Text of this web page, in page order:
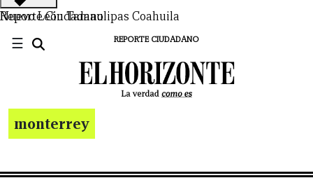
Nuevo LeónTamaulipas Coahuila
Reporte Ciudadano
☰ REPORTE CIUDADANO
monterrey